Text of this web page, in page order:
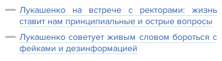
Лукашенко на встрече с ректорами: жизнь
ставит нам принципиальные и острые вопросы
Лукашенко советует живым словом бороться с
фейками и дезинформацией